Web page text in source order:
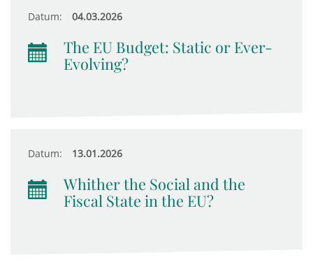
Datum: 04.03.2026
The EU Budget: Static or Ever-
Evolving?
Datum: 13.01.2026
Whither the Social and the
Fiscal State in the EU?